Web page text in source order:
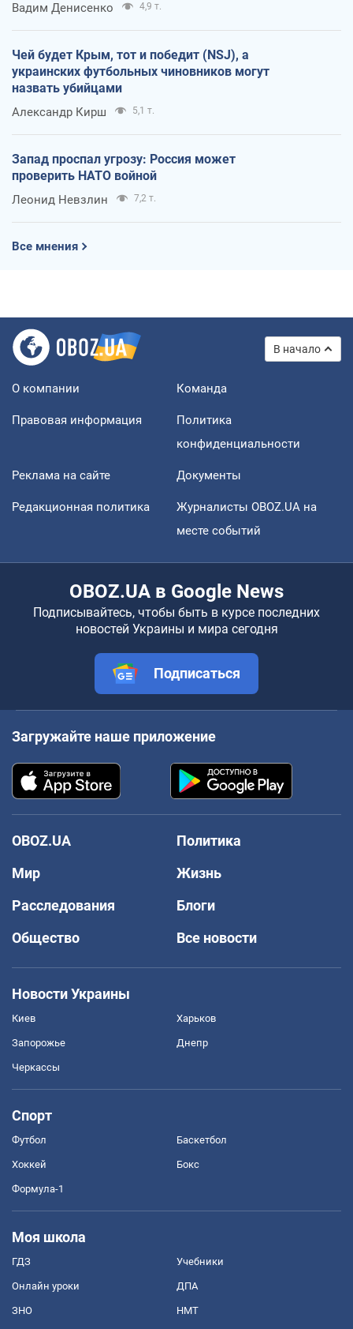
Вадим Денисенко 4,9 т.
Чей будет Крым, тот и победит (NSJ), а
украинских футбольных чиновников могут
назвать убийцами
Александр Кирш 5,1 т.
Запад проспал угрозу: Россия может
проверить НАТО войной
Леонид Невзлин 7,2 т.
Все мнения
В начало
О компании Команда
Правовая информация
Политика
конфиденциальности
Реклама на сайте Документы
Редакционная политика
Журналисты OBOZ.UA на
месте событий
OBOZ.UA в Google News
Подписывайтесь, чтобы быть в курсе последних
новостей Украины и мира сегодня
Подписаться
Загружайте наше приложение
OBOZ.UA
Политика
Мир
Жизнь
Расследования
Блоги
Общество
Все новости
Новости Украины
Киев Харьков
Запорожье Днепр
Черкассы
Спорт
Футбол Баскетбол
Хоккей Бокс
Формула-1
Моя школа
ГДЗ Учебники
Онлайн уроки ДПА
ЗНО НМТ